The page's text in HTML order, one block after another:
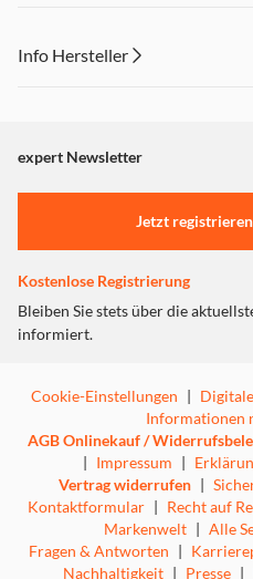
Info Hersteller
"Marketing".
Einstellungen anpassen
expert Newsletter
Jetzt registrieren
Kostenlose Registrierung
Bleiben Sie stets über die
informiert.
Cookie-Einstellungen |
Informationen
AGB Onlinekauf /
| Impressum |
Vertrag widerrufen |
Kontaktformular | Recht auf
Markenwelt | Alle
Fragen & Antworten |
Nachhaltigkeit | Presse |